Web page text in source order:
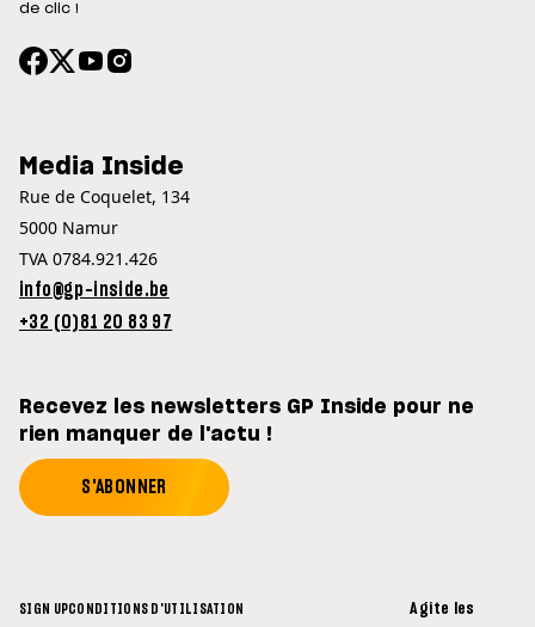
de clic !
Media Inside
Rue de Coquelet, 134
5000 Namur
TVA 0784.921.426
info@gp-inside.be
+32 (0)81 20 83 97
Recevez les newsletters GP Inside pour ne
rien manquer de l'actu !
S'ABONNER
SIGN UPCONDITIONS D'UTILISATION Agite les